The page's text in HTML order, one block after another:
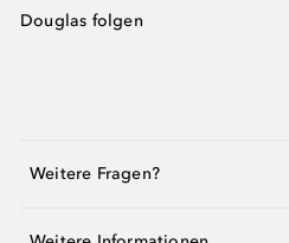
Douglas folgen
Weitere Fragen?